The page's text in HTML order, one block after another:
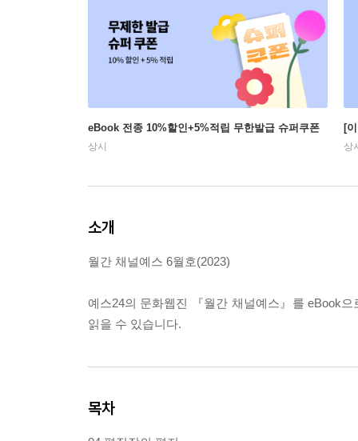
eBook 전종 10%할인+5%적립 무한발급 슈퍼쿠폰
상시
[
상
소개
월간 채널예스 6월호(2023)
예스24의 문화웹진 『월간 채널예스』를 eBook
읽을 수 있습니다.
목차